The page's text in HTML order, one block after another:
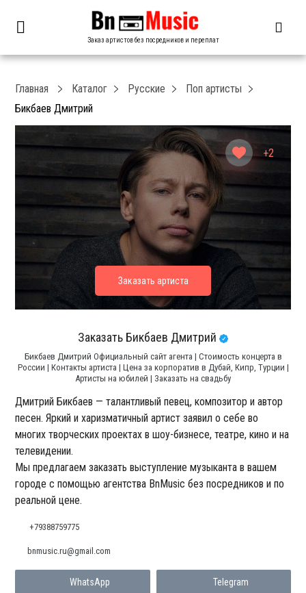
Заказ артистов без посредников и переплат
+2
Главная Каталог Русские
Поп артисты
Бикбаев Дмитрий
Заказать Бикбаев Дмитрий
Бикбаев Дмитрий Официальный сайт агента | Стоимость концерта в
России | Контакты артиста | Цена за корпоратив в Дубай, Кипр, Турции |
Артисты на юбилей | Заказать на свадьбу
Дмитрий Бикбаев — талантливый певец, композитор и автор
песен. Яркий и харизматичный артист заявил о себе во
многих творческих проектах в шоу-бизнесе, театре, кино и на
телевидении.
Мы предлагаем заказать выступление музыканта в вашем
городе с помощью агентства BnMusic без посредников и по
реальной цене.
+79388759775
WhatsApp Telegram
bnmusic.ru@gmail.com